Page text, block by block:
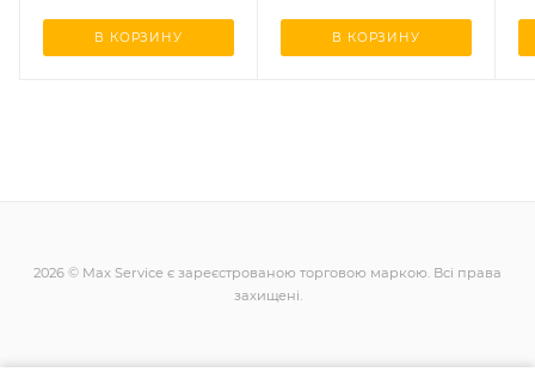
В КОРЗИНУ В КОРЗИНУ
2026 © Max Service є зареєстрованою торговою маркою. Всі права
захищені.